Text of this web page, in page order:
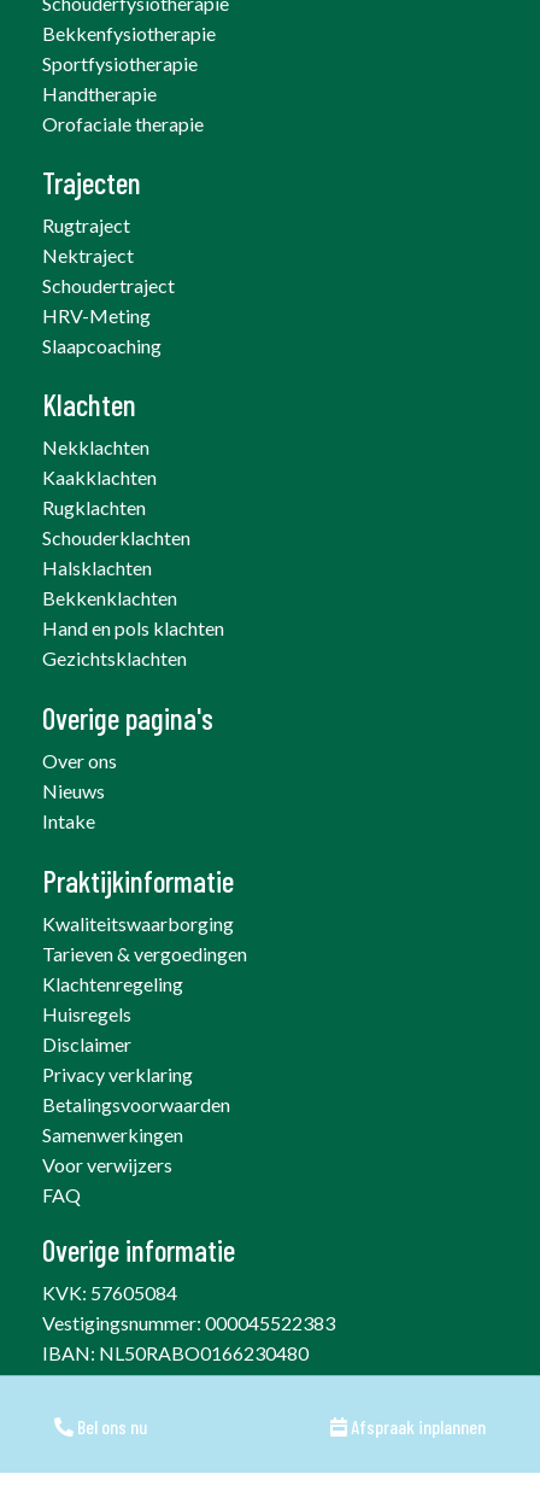
Bekkenfysiotherapie
Sportfysiotherapie
Handtherapie
Orofaciale therapie
Trajecten
Rugtraject
Nektraject
Schoudertraject
HRV-Meting
Slaapcoaching
Klachten
Nekklachten
Kaakklachten
Rugklachten
Schouderklachten
Halsklachten
Bekkenklachten
Hand en pols klachten
Gezichtsklachten
Overige pagina's
Over ons
Nieuws
Intake
Praktijkinformatie
Kwaliteitswaarborging
Tarieven & vergoedingen
Klachtenregeling
Huisregels
Disclaimer
Privacy verklaring
Betalingsvoorwaarden
Samenwerkingen
Voor verwijzers
FAQ
Overige informatie
KVK: 57605084
Vestigingsnummer: 000045522383
IBAN: NL50RABO0166230480
AGB: 04006353
Bel ons nu Afspraak inplannen
Bel ons nu Afspraak inplannen